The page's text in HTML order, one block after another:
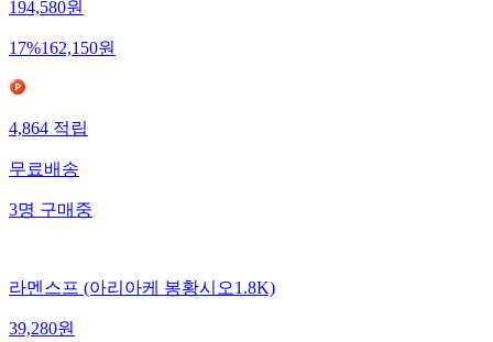
194,580원
17%162,150원
4,864적립
무료배송
3명구매중
라멘스프 (아리아케 봉황시오1.8K)
39,280원